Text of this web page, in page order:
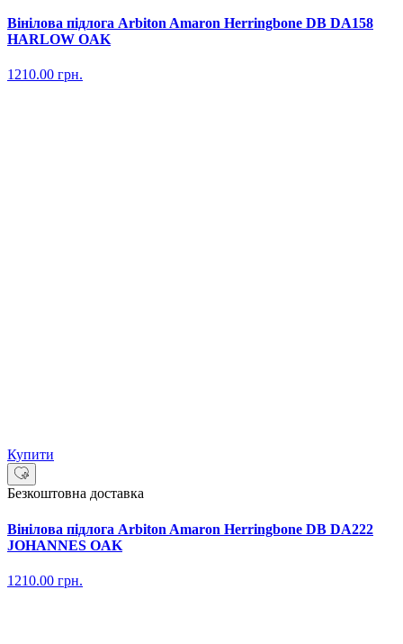
Вінілова підлога Arbiton Amaron Herringbone DB DA158
HARLOW OAK
1210.00 грн.
Купити
Безкоштовна доставка
Вінілова підлога Arbiton Amaron Herringbone DB DA222
JOHANNES OAK
1210.00 грн.